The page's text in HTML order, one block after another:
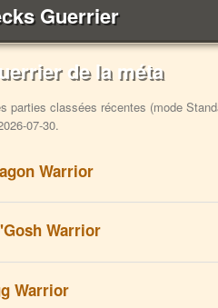
Guerrier
de la méta
parties classées récentes (mode
07-30.
Warrior
Warrior
Warrior